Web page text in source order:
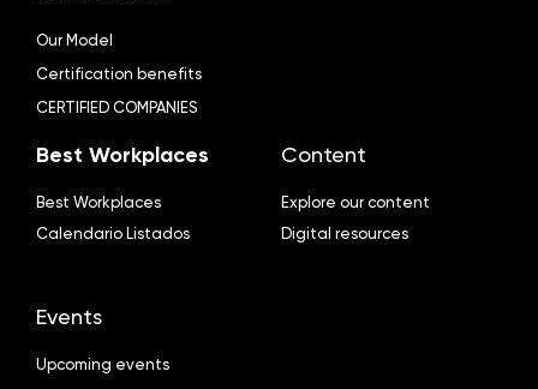
Our Model
Certification benefits
CERTIFIED COMPANIES
Best Workplaces
Best Workplaces
Calendario Listados
Content
Explore our content
Digital resources
Events
Upcoming events